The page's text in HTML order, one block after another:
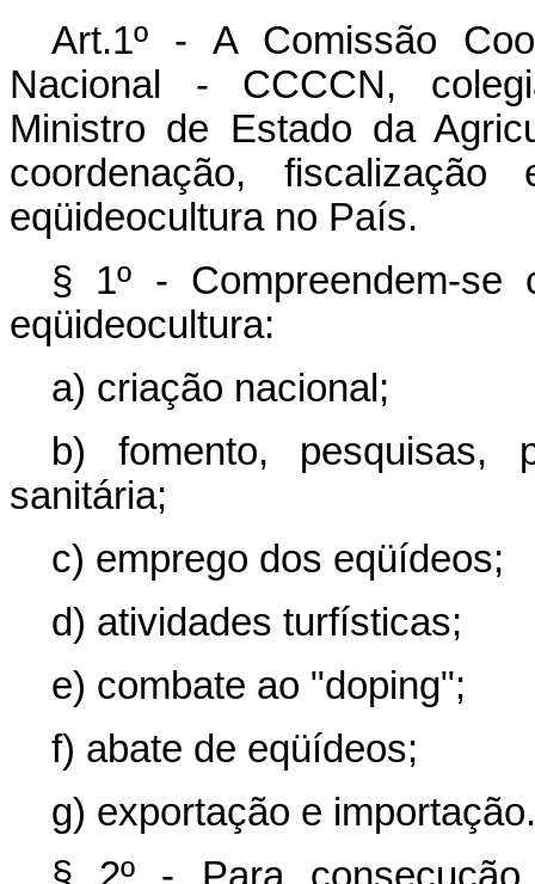
Art.1º - A Comissão
Nacional - CCCCN,
Ministro de Estado da
coordenação,
eqüideocultura no País.
§ 1º - Compreendem-se
eqüideocultura:
a) criação nacional;
b) fomento, pesquisas,
sanitária;
c) emprego dos eqüídeos;
d) atividades turfísticas;
e) combate ao "doping";
f) abate de eqüídeos;
g) exportação e importação.